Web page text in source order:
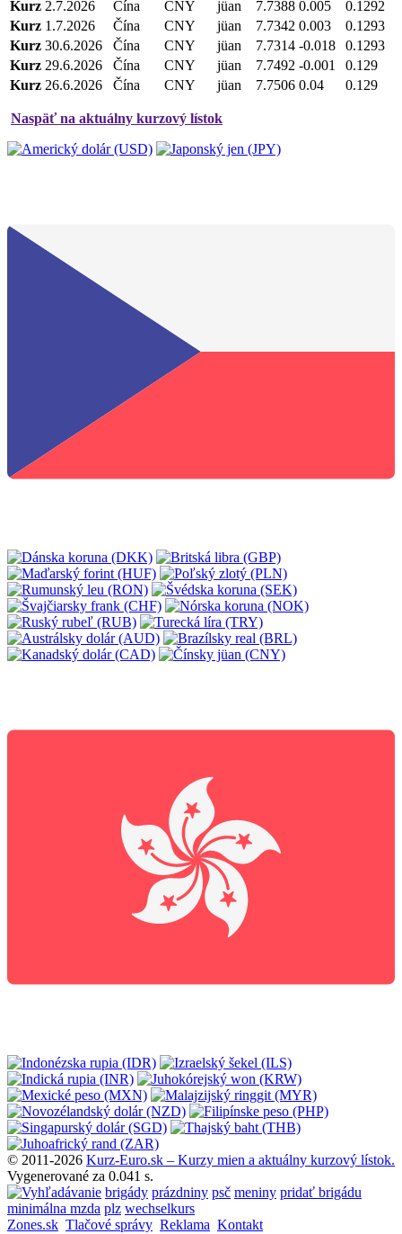
Kurz 2.7.2026 Čína CNY jüan 7.7388 0.005
0.1292
Kurz 1.7.2026 Čína CNY jüan 7.7342 0.003
0.1293
Kurz 30.6.2026 Čína CNY jüan 7.7314 -0.018
0.1293
Kurz 29.6.2026 Čína CNY jüan 7.7492 -0.001
0.129
Kurz 26.6.2026 Čína CNY jüan 7.7506 0.04 0.129
Naspäť na aktuálny kurzový lístok
© 2011-2026 Kurz-Euro.sk – Kurzy mien a aktuálny kurzový lístok.
Vygenerované za 0.041 s.
brigády prázdniny psč meniny pridať brigádu
minimálna mzda plz wechselkurs
Zones.sk Tlačové správy Reklama Kontakt